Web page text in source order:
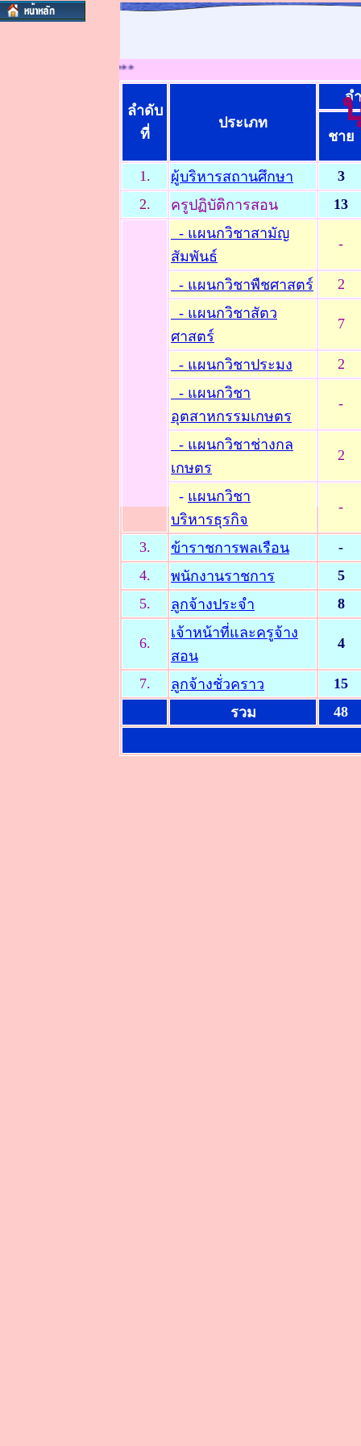
ลำดับ
ที่
ประเภท
จ
ชาย
1. ผู้บริหารสถานศึกษา
3
2.
ครูปฏิบัติการสอน
13
- แผนกวิชาสามัญ
สัมพันธ์
-
- แผนกวิชาพืชศาสตร์
2
- แผนกวิชาสัตว
ศาสตร์
7
- แผนกวิชาประมง
2
- แผนกวิชา
อุตสาหกรรมเกษตร
-
- แผนกวิชาช่างกล
เกษตร
2
- แผนกวิชา
บริหารธุรกิจ
-
3. ข้าราชการพลเรือน
-
4.
พนักงานราชการ
5
5.
ลูกจ้างประจำ 8
6.
เจ้าหน้าที่และครูจ้าง
สอน
4
7. ลูกจ้างชั่วคราว
15
รวม
48
ระมาณ 2562::.*****